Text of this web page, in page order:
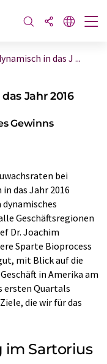
in das J ...
Jahr 2016
Gewinns
bei
das Jahr 2016
Geschäftsregionen
Dr. Joachim
Sparte Bioprocess
mit Blick auf die
in Amerika am
ersten Quartals
die wir für das
Sartorius